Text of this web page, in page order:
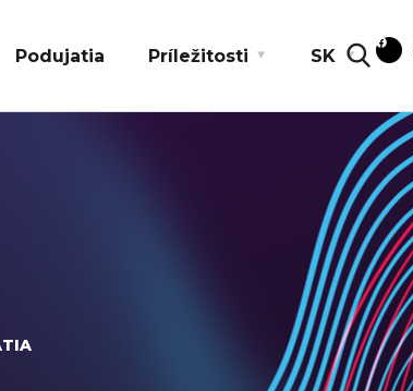
Podujatia Príležitosti SK